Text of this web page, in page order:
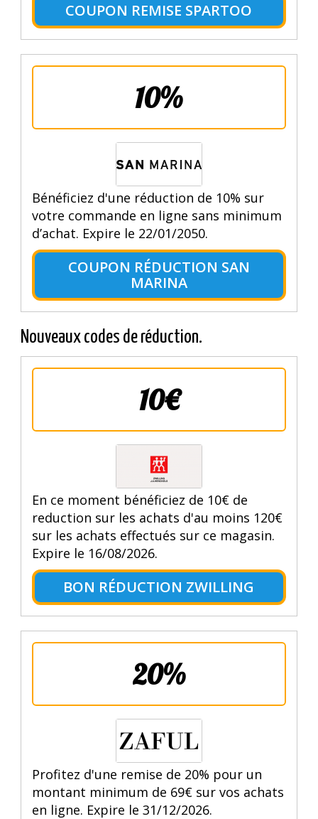
COUPON REMISE SPARTOO
10%
Bénéficiez d'une réduction de 10% sur
votre commande en ligne sans minimum
d’achat. Expire le 22/01/2050.
COUPON RÉDUCTION SAN
MARINA
Nouveaux codes de réduction.
10€
En ce moment bénéficiez de 10€ de
reduction sur les achats d'au moins 120€
sur les achats effectués sur ce magasin.
Expire le 16/08/2026.
BON RÉDUCTION ZWILLING
20%
Profitez d'une remise de 20% pour un
montant minimum de 69€ sur vos achats
en ligne. Expire le 31/12/2026.